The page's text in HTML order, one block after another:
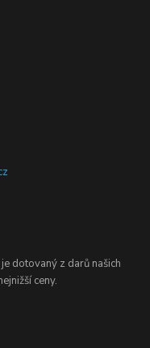
dotovaný z darů našich
ceny.